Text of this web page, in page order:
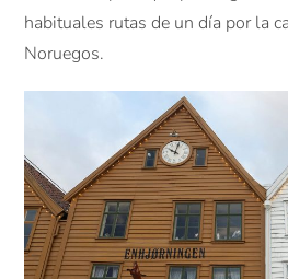
habituales rutas de un día por la
Noruegos.